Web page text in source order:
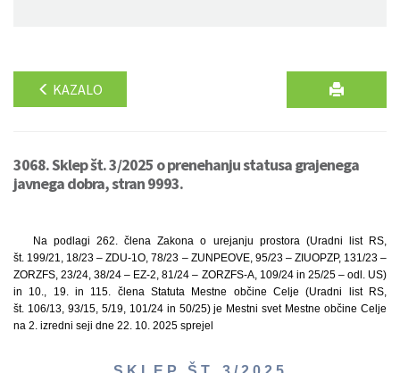
KAZALO
3068. Sklep št. 3/2025 o prenehanju statusa grajenega
javnega dobra, stran 9993.
Na podlagi 262. člena Zakona o urejanju prostora (Uradni list RS,
št. 199/21, 18/23 – ZDU-1O, 78/23 – ZUNPEOVE, 95/23 – ZIUOPZP, 131/23 –
ZORZFS, 23/24, 38/24 – EZ-2, 81/24 – ZORZFS-A, 109/24 in 25/25 – odl. US)
in 10., 19. in 115. člena Statuta Mestne občine Celje (Uradni list RS,
št. 106/13, 93/15, 5/19, 101/24 in 50/25) je Mestni svet Mestne občine Celje
na 2. izredni seji dne 22. 10. 2025 sprejel